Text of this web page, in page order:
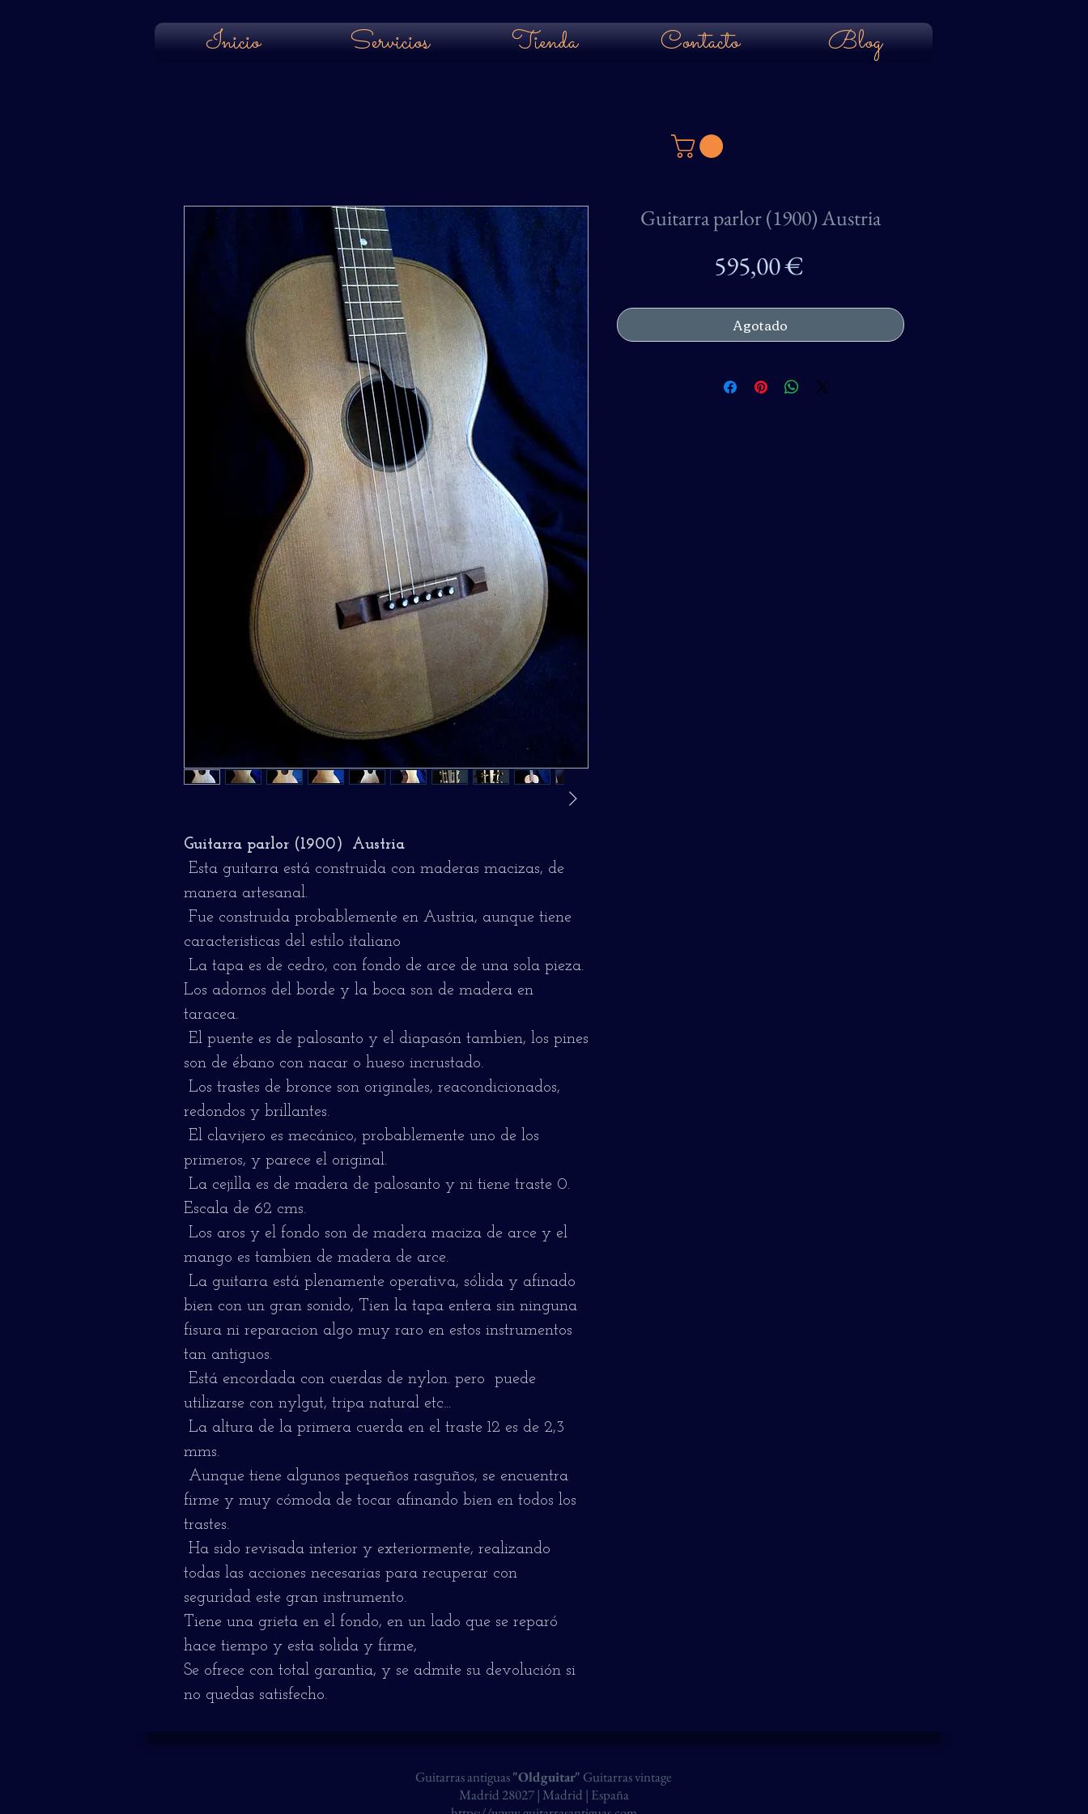
Inicio Servicios Tienda Contacto Blog
Guitarra parlor (1900) Austria
Esta guitarra está construida con maderas macizas, de
manera artesanal.
Fue construida probablemente en Austria, aunque tiene
caracteristicas del estilo italiano
La tapa es de cedro, con fondo de arce de una sola pieza.
Los adornos del borde y la boca son de madera en
taracea.
El puente es de palosanto y el diapasón tambien, los pines
son de ébano con nacar o hueso incrustado.
Los trastes de bronce son originales, reacondicionados,
redondos y brillantes.
El clavijero es mecánico, probablemente uno de los
primeros, y parece el original.
La cejilla es de madera de palosanto y ni tiene traste 0.
Escala de 62 cms.
Los aros y el fondo son de madera maciza de arce y el
mango es tambien de madera de arce.
La guitarra está plenamente operativa, sólida y afinado
bien con un gran sonido, Tien la tapa entera sin ninguna
fisura ni reparacion algo muy raro en estos instrumentos
tan antiguos.
Está encordada con cuerdas de nylon. pero puede
utilizarse con nylgut, tripa natural etc...
La altura de la primera cuerda en el traste 12 es de 2,3
mms.
Aunque tiene algunos pequeños rasguños, se encuentra
firme y muy cómoda de tocar afinando bien en todos los
trastes.
Ha sido revisada interior y exteriormente, realizando
todas las acciones necesarias para recuperar con
seguridad este gran instrumento.
Tiene una grieta en el fondo, en un lado que se reparó
hace tiempo y esta solida y firme,
Se ofrece con total garantia, y se admite su devolución si
no quedas satisfecho.
Guitarra parlor (1900) Austria
595,00 €Precio
Agotado
Guitarras antiguas"Oldguitar" Guitarras vintage
Madrid 28027 | Madrid | España